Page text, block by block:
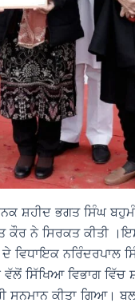
ਸ਼ਹੀਦ ਭਗਤ ਸਿੰਘ
ਕੌਰ ਨੇ ਸਿਰਕਤ ਕੀਤੀ
ਵਿਧਾਇਕ ਨਰਿੰਦਰਪਾਲ
ਸਿੱਖਿਆ ਵਿਭਾਗ ਵਿੱਚ
ਸਨਮਾਨ ਕੀਤਾ ਗਿਆ।